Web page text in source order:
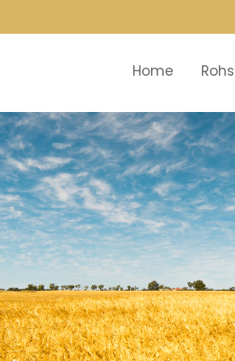
Home